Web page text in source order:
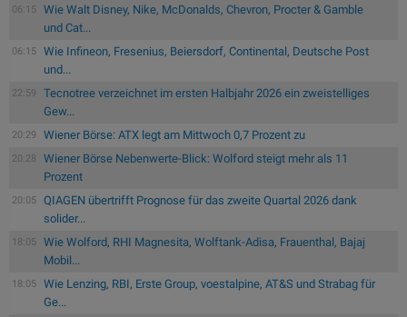
06:15
Wie Walt Disney, Nike, McDonalds, Chevron, Procter & Gamble
und Cat...
06:15
Wie Infineon, Fresenius, Beiersdorf, Continental, Deutsche Post
und...
22:59
Tecnotree verzeichnet im ersten Halbjahr 2026 ein zweistelliges
Gew...
20:29 Wiener Börse: ATX legt am Mittwoch 0,7 Prozent zu
20:28
Wiener Börse Nebenwerte-Blick: Wolford steigt mehr als 11
Prozent
20:05
QIAGEN übertrifft Prognose für das zweite Quartal 2026 dank
solider...
18:05
Wie Wolford, RHI Magnesita, Wolftank-Adisa, Frauenthal, Bajaj
Mobil...
18:05
Wie Lenzing, RBI, Erste Group, voestalpine, AT&S und Strabag für
Ge...